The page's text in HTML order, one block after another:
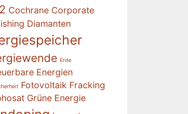
Cochrane Corporate
Diamanten
Erde
Energien
Fotovoltaik Fracking
Grüne Energie